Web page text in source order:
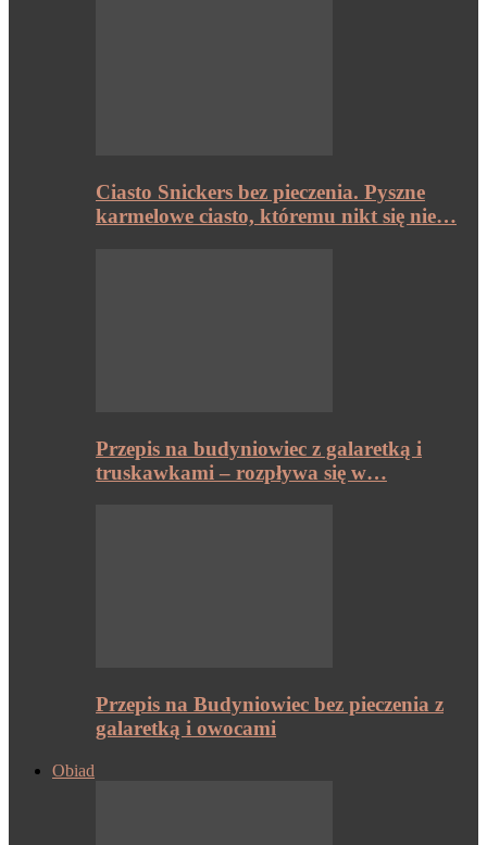
Ciasto Snickers bez pieczenia. Pyszne
karmelowe ciasto, któremu nikt się nie…
Przepis na budyniowiec z galaretką i
truskawkami – rozpływa się w…
Przepis na Budyniowiec bez pieczenia z
galaretką i owocami
Obiad